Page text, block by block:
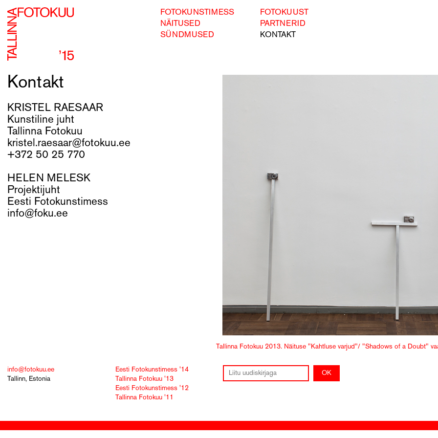
FOTOKUNSTIMESS
NÄITUSED
SÜNDMUSED
FOTOKUUST
PARTNERID
KONTAKT
Kontakt
KRISTEL RAESAAR
Kunstiline juht
Tallinna Fotokuu
kristel.raesaar@fotokuu.ee
+372 50 25 770
HELEN MELESK
Projektijuht
Eesti Fotokunstimess
info@foku.ee
Tallinna Fotokuu 2013. Näituse "Kahtluse varjud"/ "Shadows of a Doubt"
info@fotokuu.ee
Tallinn, Estonia
Eesti Fotokunstimess '14
Tallinna Fotokuu '13
Eesti Fotokunstimess '12
Tallinna Fotokuu '11